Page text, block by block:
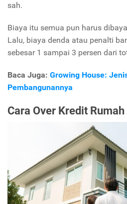
sah.
Biaya itu semua pun harus
Lalu, biaya denda atau penalti
sebesar 1 sampai 3 persen dari
Baca Juga: Growing House:
Pembangunannya
Cara Over Kredit Rumah